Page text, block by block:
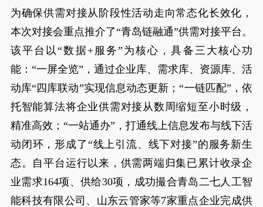
为确保供需对接从阶段性活动走向常态化长效化，
本次对接会重点推介了“青岛链融通”供需对接平台。
该平台以“数据+服务”为核心，具备三大核心功
能：“一屏全览”，通过企业库、需求库、资源库、活
动库“四库联动”实现信息动态更新；“一链匹配”，依
托智能算法将企业供需对接从数周缩短至小时级，
精准高效；“一站通办”，打通线上信息发布与线下活
动闭环，形成了“线上引流、线下对接”的服务新生
态。自平台运行以来，供需两端归集已累计收录企
业需求164项、供给30项，成功撮合青岛二七人工智
能科技有限公司、山东云管家等7家重点企业完成供